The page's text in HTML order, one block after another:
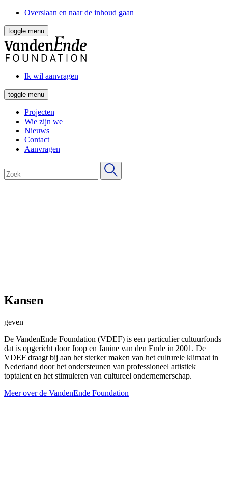
Overslaan en naar de inhoud gaan
toggle menu
Ik wil aanvragen
toggle menu
Projecten
Wie zijn we
Nieuws
Contact
Aanvragen
Kansen
geven
De VandenEnde Foundation (VDEF) is een particulier cultuurfonds
dat is opgericht door Joop en Janine van den Ende in 2001. De
VDEF draagt bij aan het sterker maken van het culturele klimaat in
Nederland door het ondersteunen van professioneel artistiek
toptalent en het stimuleren van cultureel ondernemerschap.
Meer over de VandenEnde Foundation